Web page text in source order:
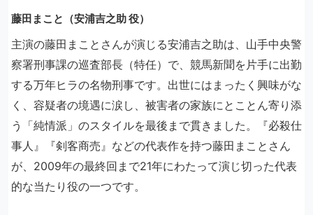
藤田まこと（安浦吉之助 役）
主演の藤田まことさんが演じる安浦吉之助は、山手中央警
察署刑事課の巡査部長（特任）で、競馬新聞を片手に出勤
する万年ヒラの名物刑事です。出世にはまったく興味がな
く、容疑者の境遇に涙し、被害者の家族にとことん寄り添
う「純情派」のスタイルを最後まで貫きました。『必殺仕
事人』『剣客商売』などの代表作を持つ藤田まことさん
が、2009年の最終回まで21年にわたって演じ切った代表
的な当たり役の一つです。